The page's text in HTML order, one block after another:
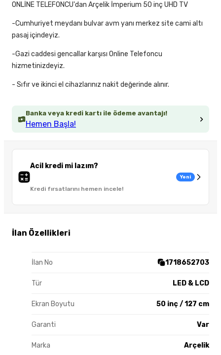
Banka veya kredi kartı ile ödeme avantajı!
Hemen Başla!
Acil kredi mi lazım?
Kredi fırsatlarını hemen incele!
Yeni
İlan Özellikleri
İlan No 1718652703
Tür LED & LCD
Ekran Boyutu 50 inç / 127 cm
Garanti Var
Marka Arçelik
ONLİNE TELEFONCU'dan Arçelik İmperium 50 inç UHD TV
-Cumhuriyet meydanı bulvar avm yanı merkez site cami altı
pasaj içindeyiz.
-Gazi caddesi gencallar karşısı Online Telefoncu
hizmetinizdeyiz.
- Sıfır ve ikinci el cihazlarınız nakit değerinde alınır.